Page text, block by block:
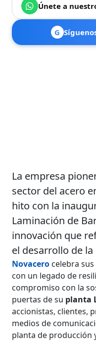
Únete a
G
La empresa
sector del acero
hito con la
Laminación de
innovación que
el desarrollo de
Novacero celebra
con un legado de
compromiso con la
puertas de su planta
accionistas, clientes,
medios de
planta de producción